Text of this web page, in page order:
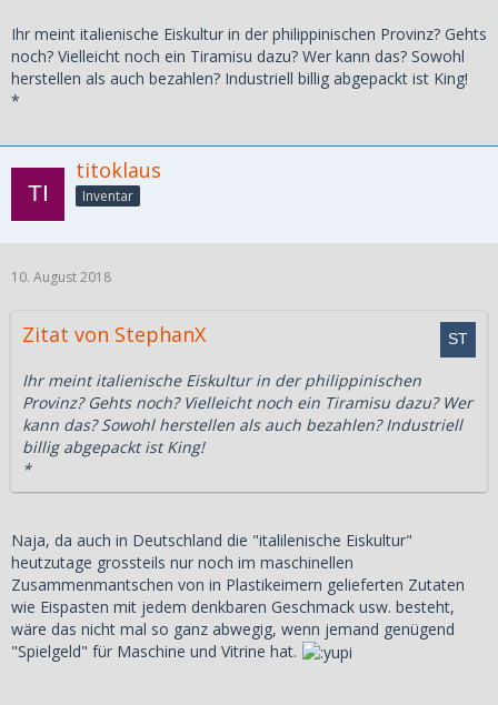
Ihr meint italienische Eiskultur in der philippinischen Provinz? Gehts
noch? Vielleicht noch ein Tiramisu dazu? Wer kann das? Sowohl
herstellen als auch bezahlen? Industriell billig abgepackt ist King!
*
titoklaus
Inventar
10. August 2018
Zitat von StephanX
Ihr meint italienische Eiskultur in der philippinischen
Provinz? Gehts noch? Vielleicht noch ein Tiramisu dazu? Wer
kann das? Sowohl herstellen als auch bezahlen? Industriell
billig abgepackt ist King!
*
Naja, da auch in Deutschland die "italilenische Eiskultur"
heutzutage grossteils nur noch im maschinellen
Zusammenmantschen von in Plastikeimern gelieferten Zutaten
wie Eispasten mit jedem denkbaren Geschmack usw. besteht,
wäre das nicht mal so ganz abwegig, wenn jemand genügend
"Spielgeld" für Maschine und Vitrine hat.